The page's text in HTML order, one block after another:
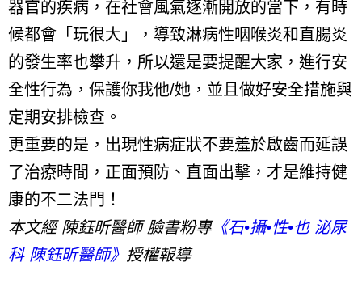
器官的疾病，在社會風氣逐漸開放的當下，有時
候都會「玩很大」
， 導致淋病性咽喉炎和直腸炎
的發生率也攀升，所以還是要提醒大家，進行安
全性行為，保護你我他/她，並且做好安全措施與
定期安排檢查。
更重要的是，出現性病症狀不要羞於啟齒而延誤
了治療時間，正面預防、直面出擊，才是維持健
康的不二法門！
本文經 陳鈺昕醫師 臉書粉專《石•攝•性•也 泌尿
科 陳鈺昕醫師》 授權報導